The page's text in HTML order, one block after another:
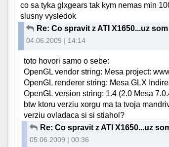
co sa tyka glxgears tak kym nemas min
slusny vysledok
Re: Co spravit z ATI X1650...uz
04.06.2009 | 14:14
toto hovori samo o sebe:
OpenGL vendor string: Mesa project:
OpenGL renderer string: Mesa GLX
OpenGL version string: 1.4 (2.0 Mesa
btw ktoru verziu xorgu ma ta tvoja
verziu ovladaca si si stiahol?
Re: Co spravit z ATI X1650...uz
05.06.2009 | 00:36